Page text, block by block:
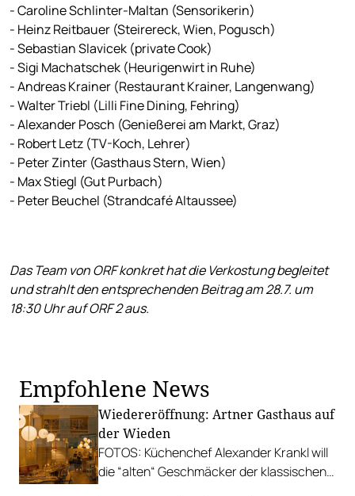
- Caroline Schlinter-Maltan (Sensorikerin)
- Heinz Reitbauer (Steirereck, Wien, Pogusch)
- Sebastian Slavicek (private Cook)
- Sigi Machatschek (Heurigenwirt in Ruhe)
- Andreas Krainer (Restaurant Krainer, Langenwang)
- Walter Triebl (Lilli Fine Dining, Fehring)
- Alexander Posch (Genießerei am Markt, Graz)
- Robert Letz (TV-Koch, Lehrer)
- Peter Zinter (Gasthaus Stern, Wien)
- Max Stiegl (Gut Purbach)
- Peter Beuchel (Strandcafé Altaussee)
Das Team von ORF konkret hat die Verkostung begleitet
und strahlt den entsprechenden Beitrag am 28.7. um
18:30 Uhr auf ORF 2 aus.
Empfohlene News
Wiedereröffnung: Artner Gasthaus auf
der Wieden
FOTOS: Küchenchef Alexander Krankl will
die “alten“ Geschmäcker der klassischen